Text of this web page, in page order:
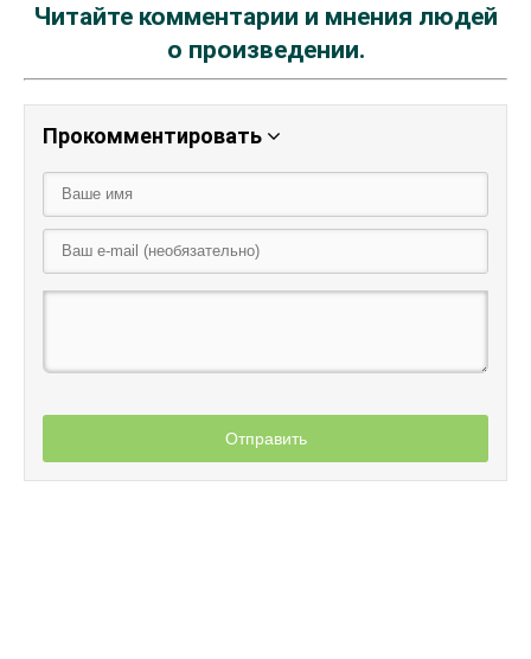
Читайте комментарии и мнения людей
о произведении.
Прокомментировать
Отправить